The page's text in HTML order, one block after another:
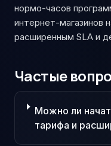
нормо-часов
интернет-магазинов
расширенным SLA и
Частые
Можно ли
тарифа и